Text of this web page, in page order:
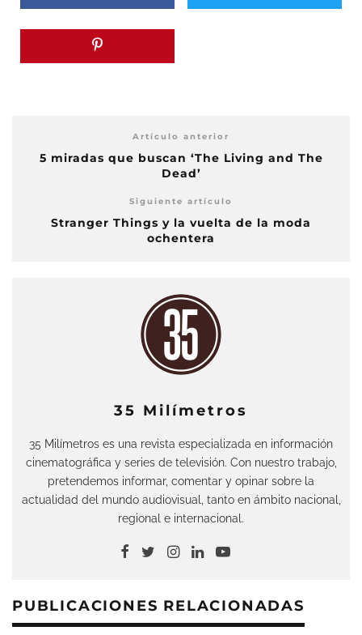
Artículo anterior
5 miradas que buscan ‘The Living and The
Dead’
Siguiente artículo
Stranger Things y la vuelta de la moda
ochentera
35 Milímetros
35 Milímetros es una revista especializada en información
cinematográfica y series de televisión. Con nuestro trabajo,
pretendemos informar, comentar y opinar sobre la
actualidad del mundo audiovisual, tanto en ámbito nacional,
regional e internacional.
PUBLICACIONES RELACIONADAS